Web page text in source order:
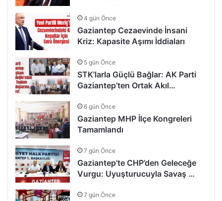
4 gün Önce
Gaziantep Cezaevinde İnsani
Kriz: Kapasite Aşımı İddiaları
5 gün Önce
STK’larla Güçlü Bağlar: AK Parti
Gaziantep’ten Ortak Akıl…
6 gün Önce
Gaziantep MHP İlçe Kongreleri
Tamamlandı
7 gün Önce
Gaziantep’te CHP’den Geleceğe
Vurgu: Uyuşturucuyla Savaş …
7 gün Önce